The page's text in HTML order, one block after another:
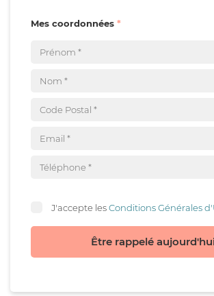
Mes coordonnées
J'accepte lesConditions Générales
Être rappelé